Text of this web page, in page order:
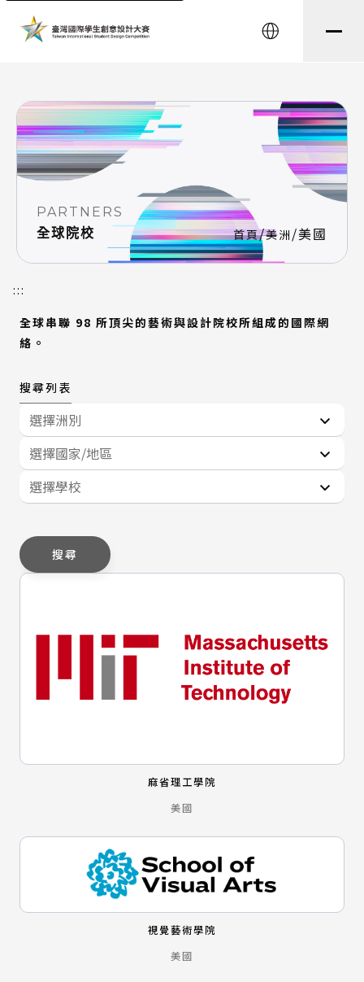
English
PARTNERS
全球院校
首頁/美洲 /美國
:::
全球串聯 98 所頂尖的藝術與設計院校所組成的國際網
絡。
搜尋列表
選擇洲別
選擇國家/地區
選擇學校
搜尋
麻省理工學院
美國
視覺藝術學院
美國